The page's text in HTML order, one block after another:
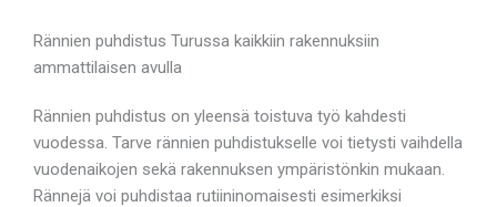
Rännien puhdistus Turussa kaikkiin rakennuksiin
ammattilaisen avulla
Rännien puhdistus on yleensä toistuva työ kahdesti
vuodessa. Tarve rännien puhdistukselle voi tietysti vaihdella
vuodenaikojen sekä rakennuksen ympäristönkin mukaan.
Rännejä voi puhdistaa rutiininomaisesti esimerkiksi